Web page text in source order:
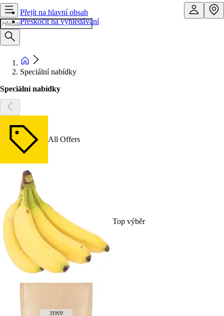
Přejít na hlavní obsah
Přeskočit na vyhledávání
Speciální nabídky
Speciální nabídky
All Offers
Top výběr